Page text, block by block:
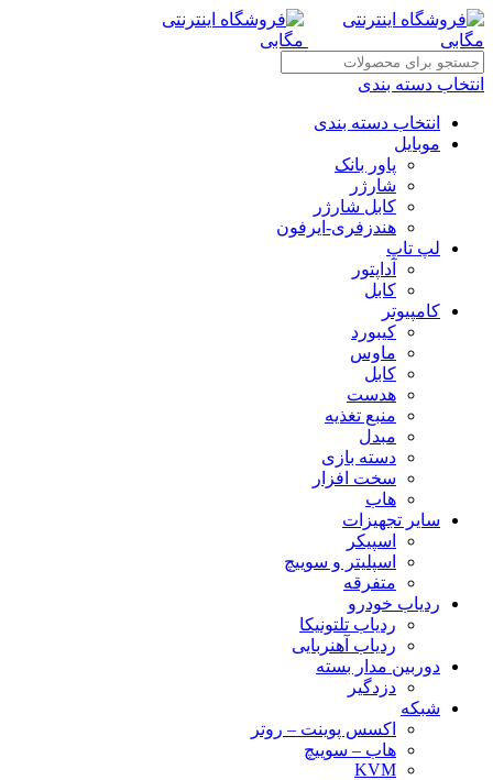
انتخاب دسته بندی
انتخاب دسته بندی
موبایل
پاور بانک
شارژر
کابل شارژر
هندزفری-ایرفون
لپ تاپ
آداپتور
کابل
کامپیوتر
کیبورد
ماوس
کابل
هدست
منبع تغذیه
مبدل
دسته بازی
سخت افزار
هاب
سایر تجهیزات
اسپیکر
اسپلیتر و سوییچ
متفرقه
ردیاب خودرو
ردیاب تلتونیکا
ردیاب آهنربایی
دوربین مدار بسته
دزدگیر
شبکه
اکسس پوینت – روتر
هاب – سوییچ
KVM